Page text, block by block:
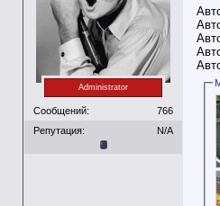
Administrator
Сообщений:
766
Репутация:
N/A